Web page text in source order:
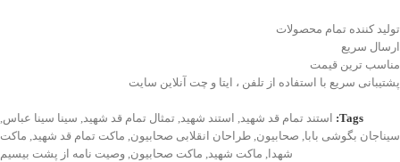
تولید کننده تمام محصولات
ارسال سریع
مناسب ترین قیمت
پشتیبانی سریع با استفاده از تلفن ، ایتا و چت آنلاین سایت
Tags: استند تمام قد شهید, استند شهید, تمثال تمام قد شهید, سینا سینا عباس,
سیناجان بگوشی بابا, صحابیون, طراحان انقلابی صحابیون, ماکت تمام قد شهید, ماکت
شهدا , ماکت شهید, ماکت صحابیون, وصیت نامه از پشت بیسیم